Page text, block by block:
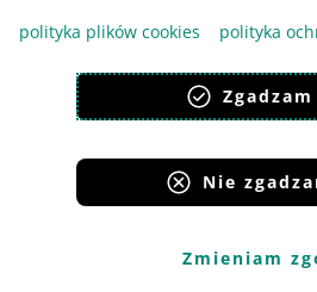
polityka plików cookies
polityka
Nie
Zmieniam
będzie konieczne. Jeśli
odstąpienie od umowy nie
Bezpłatny zwrot w ramach
wygenerować bezpłatną